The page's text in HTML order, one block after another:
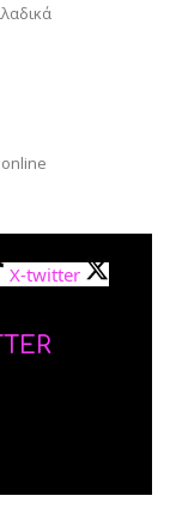
online
X-twitter